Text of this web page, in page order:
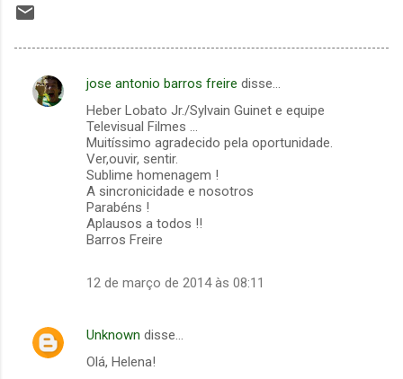
C
s
jose antonio barros freire disse…
Heber Lobato Jr./Sylvain Guinet e equipe
Televisual Filmes ...
Muitíssimo agradecido pela oportunidade.
Ver,ouvir, sentir.
Sublime homenagem !
A sincronicidade e nosotros
Parabéns !
Aplausos a todos !!
Barros Freire
12 de março de 2014 às 08:11
Unknown disse…
Olá, Helena!